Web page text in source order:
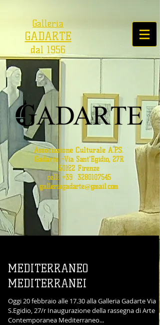
Galleria
GADARTE
dal 1956
Associazione Culturale A.P.S.
Gadarte-Via Sant'Egidio, 27R
50122 Firenze
cell: +39 3280107545
galleriagadarte@gmail.com
MEDITERRANEO
MEDITERRANEI
Oggi 20 febbraio alle 17.30 alla Galleria Gadarte Via
S.Egidio, 27/r Inaugurazione della rassegna di Arte
Contemporanea Mediterraneo...